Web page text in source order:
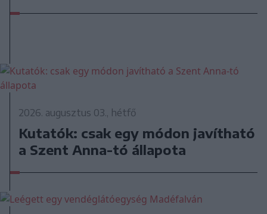
2026. augusztus 03., hétfő
Kutatók: csak egy módon javítható
a Szent Anna-tó állapota